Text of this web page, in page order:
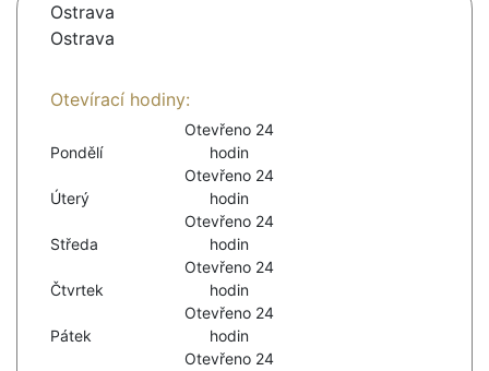
Ostrava
Ostrava
Otevírací hodiny:
Pondělí
Otevřeno 24
hodin
Úterý
Otevřeno 24
hodin
Středa
Otevřeno 24
hodin
Čtvrtek
Otevřeno 24
hodin
Pátek
Otevřeno 24
hodin
Otevřeno 24